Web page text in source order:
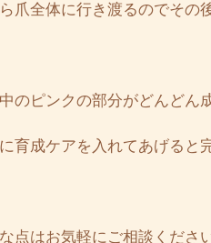
爪全体に行き渡るのでその
のピンクの部分がどんどん
育成ケアを入れてあげると
点はお気軽にご相談くださ